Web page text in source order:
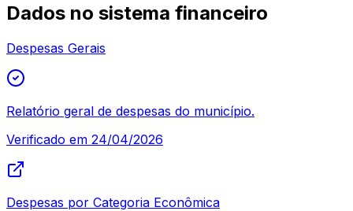
Dados no sistema financeiro
Despesas Gerais
Relatório geral de despesas do município.
Verificado em 24/04/2026
Despesas por Categoria Econômica